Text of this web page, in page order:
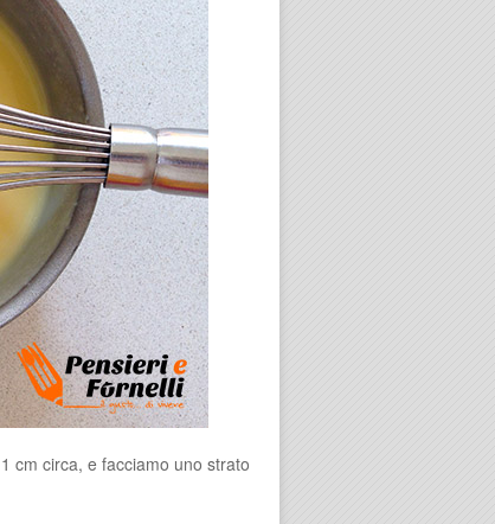
cm circa, e facciamo uno strato